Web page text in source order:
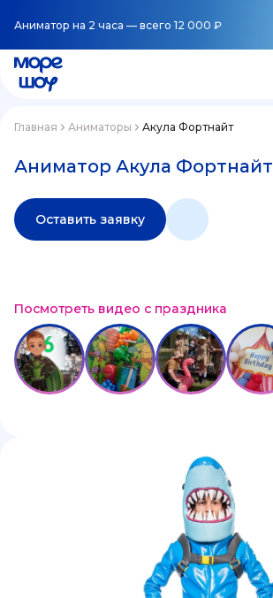
Аниматор на 2 часа — всего 12 000 ₽
Главная Аниматоры Акула Фортнайт
Аниматор Акула Фортнайт
Оставить заявку
Посмотреть видео с праздника